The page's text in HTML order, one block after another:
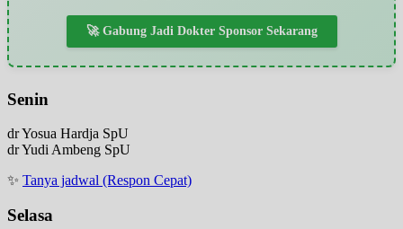
🚀 Gabung Jadi Dokter Sponsor Sekarang
Senin
dr Yosua Hardja SpU
dr Yudi Ambeng SpU
✨ Tanya jadwal (Respon Cepat)
Selasa